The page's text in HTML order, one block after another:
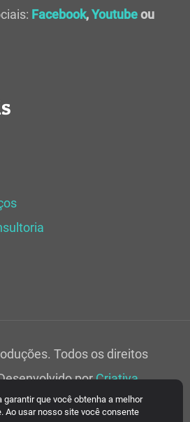
que você obtenha a melhor
Ao usar nosso site você consente
Facebook,Youtubeou
Todos os direitos
porCriativa
Web.